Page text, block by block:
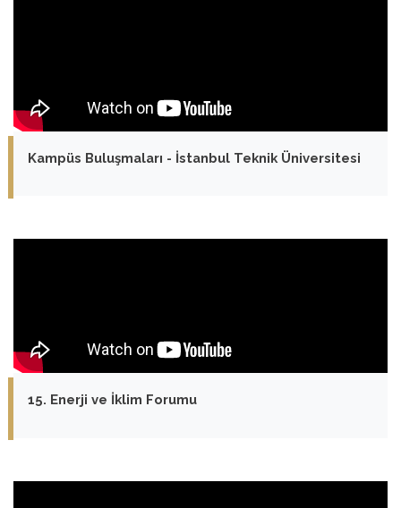
Kampüs Buluşmaları - İstanbul Teknik Üniversitesi
15. Enerji ve İklim Forumu